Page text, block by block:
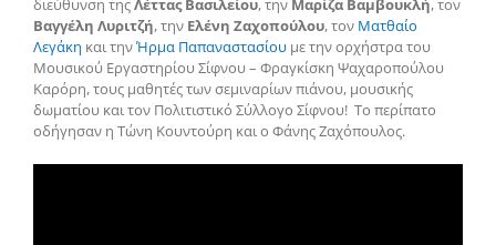
διεύθυνση τηςΛέττας Βασιλείου, την Μαρίζα Βαμβουκλή, τον
Βαγγέλη Λυριτζή, την Ελένη Ζαχοπούλου, τον Ματθαίο
Λεγάκη και τηνΉρμα Παπαναστασίου με την ορχήστρα του
Μουσικού Εργαστηρίου Σίφνου – Φραγκίσκη Ψαχαροπούλου
Καρόρη, τους μαθητές των σεμιναρίων πιάνου, μουσικής
δωματίου και τον Πολιτιστικό Σύλλογο Σίφνου! Το περίπατο
οδήγησαν η Τώνη Κουντούρη και ο Φάνης Ζαχόπουλος.